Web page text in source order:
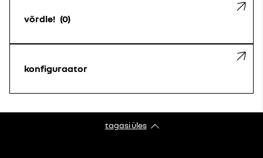
võrdle! 0
konfiguraator
tagasi üles